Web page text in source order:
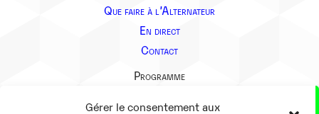
Gérer le consentement aux
Que faire à l’Alternateur
En direct
Contact
Programme
Présentation